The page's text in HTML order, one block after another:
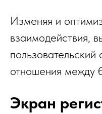
Изменяя и
взаимодействия,
пользовательский
отношения между
Экран